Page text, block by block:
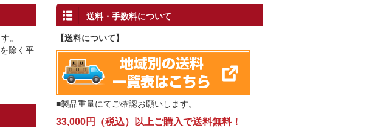
。
除く平
送料・手数料について
【送料について】
■製品重量にてご確認お願いします。
33,000円（税込）以上ご購入で送料無料！